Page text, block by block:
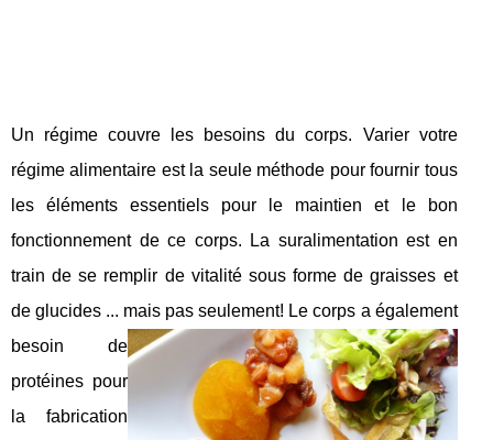
Un régime couvre les besoins du corps. Varier votre
régime alimentaire est la seule méthode pour fournir tous
les éléments essentiels pour le maintien et le bon
fonctionnement de ce corps. La suralimentation est en
train de se remplir de vitalité sous forme de graisses et
de glucides ... mais pas seulement! Le corps a également
besoin de
protéines pour
la fabrication